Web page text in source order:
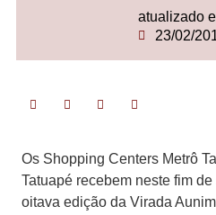
atualizado
23/02/
Os Shopping Centers Metrô
Tatuapé recebem neste fim
oitava edição da Virada